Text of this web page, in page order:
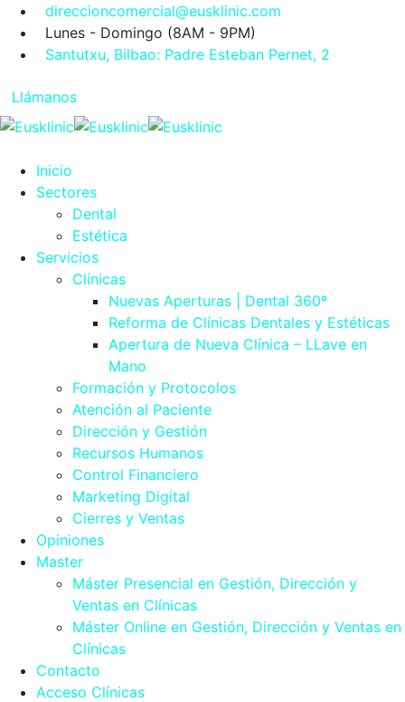
direccioncomercial@eusklinic.com
Lunes - Domingo (8AM - 9PM)
Santutxu, Bilbao: Padre Esteban Pernet, 2
Llámanos
Inicio
Sectores
Dental
Estética
Servicios
Clínicas
Nuevas Aperturas | Dental 360º
Reforma de Clínicas Dentales y Estéticas
Apertura de Nueva Clínica – LLave en
Mano
Formación y Protocolos
Atención al Paciente
Dirección y Gestión
Recursos Humanos
Control Financiero
Marketing Digital
Cierres y Ventas
Opiniones
Master
Máster Presencial en Gestión, Dirección y
Ventas en Clínicas
Máster Online en Gestión, Dirección y Ventas en
Clínicas
Contacto
Acceso Clínicas